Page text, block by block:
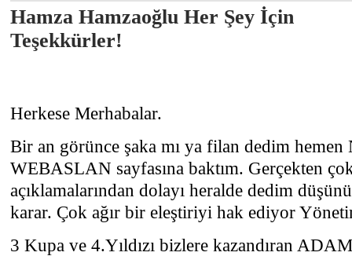
Hamza Hamzaoğlu Her Şey İçin
Teşekkürler!
Herkese Merhabalar.
Bir an görünce şaka mı ya filan dedim
WEBASLAN sayfasına baktım. Gerçekten
açıklamalarından dolayı heralde dedim
karar. Çok ağır bir eleştiriyi hak ediyor
3 Kupa ve 4.Yıldızı bizlere kazandıran